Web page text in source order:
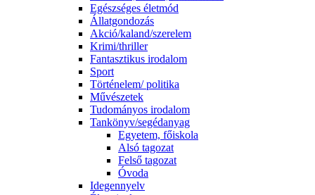
Egészséges életmód
Állatgondozás
Akció/kaland/szerelem
Krimi/thriller
Fantasztikus irodalom
Sport
Történelem/ politika
Művészetek
Tudományos irodalom
Tankönyv/segédanyag
Egyetem, főiskola
Alsó tagozat
Felső tagozat
Óvoda
Idegennyelv